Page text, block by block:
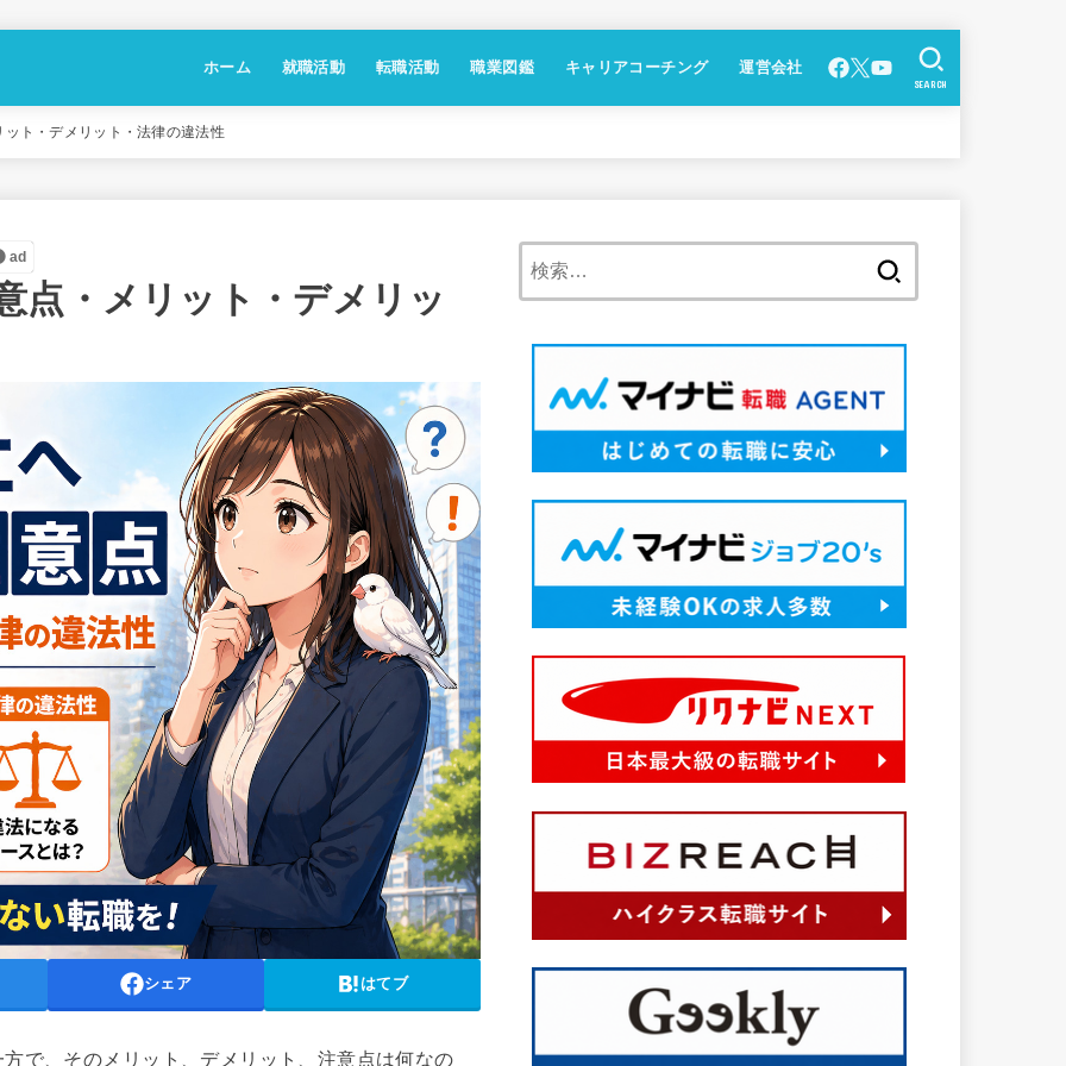
ホーム 就職活動 転職活動 職業図鑑 キャリアコーチング 運営会社
SEARCH
ト・デメリット・法律の違法性
ad
点・メリット・デメリッ
シェア はてブ
で、そのメリット、デメリット、注意点は何なの